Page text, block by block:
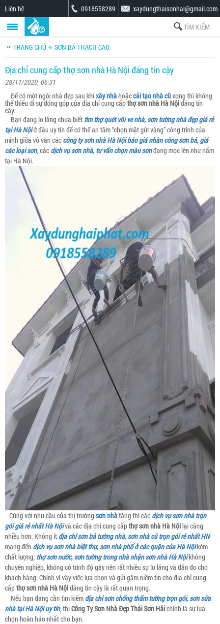
Liên hệ xaydungthaisonhai@gmail.com
0918558289
TRANG CHỦ SƠN BẢ THẠCH CAO
Địa chỉ cung cấp thợ sơn nhà Hà Nội đáng tin cậy
28/11/2020, 06:31
Để có một ngôi nhà đẹp sau khixây nhàhoặccải tạo nhà cũxong thì không
thể thiếu đi sự đóng góp của địa chỉ cung cấpthợ sơn nhà Hà Nộiđáng tin
cậy.
Bạn đang lo lắng chưa biết tìm thợ quét vôi ve nhà, sơn tường nhà đẹp giá rẻ
tại Hà Nộiở đâu uy tín để có thể an tâm “chọn mặt gửi vàng” công trình của
mình giữa vô vàn các công ty sơn nhà Hà Nội báo giá nhân công sơn bả, giá
các loại sơn, các dịch vụ sơn nhà, tư vấn chọn màu sơnđang mọc lên như nấm
tại Hà Nội.
Cùng với nhu cầu của thị trường sơn nhàtăng thì các dịch vụ sơn nhà trọn
gói giá rẻ nhất Hà Nộivà các địa chỉ cung cấpthợ sơn nhà Hà Nội lại càng
nhiều hơn. Không ít địa chỉ sơn bả tường nhà, sơn nhà cũ trọn gói rẻ nhất HN
mang đến dịch vụ sơn nhà biệt thự, sơn nhà phố ở các quận của Hà Nộikém
chất lượng, thợ sơn nước, sơn tường trong nhà nhận sơn nhà Hà Nộikhông
chuyên nghiệp, không có trình độ gây nên rất nhiều sự lo lắng và đắn đo cho
khách hàng. Chính vì vậy việc lựa chọn và gửi gắm niềm tin cho địa chỉ cung
cấpthợ sơn nhà Hà Nộiđáng tin cậy là rất quan trọng.
Nếu bạn đang cần tìm kiếm địa chỉ sơn chống thấm tường trọn gói, sơn sửa
nhà tại Hà Nội uy tín, thìCông Ty Sơn Nhà Đẹp Thái Sơn Hảichính là sự lựa
chọn hoàn hảo nhất cho bạn.